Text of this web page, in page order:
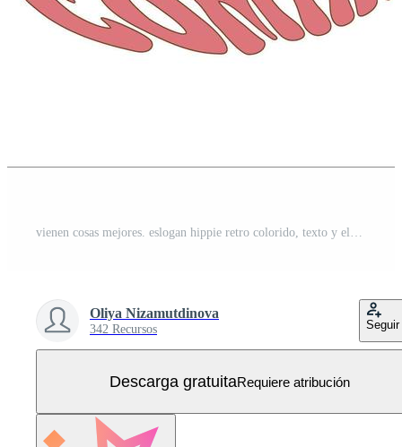
vienen cosas mejores. eslogan hippie retro colorido, texto y elementos maravillosos de los años 70 para camiseta gráfica. cita vintage motivacional e inspiradora, diseño de texto con letras para afiches, camisetas, tarjetas Vector Gratis
Oliya Nizamutdinova
342 Recursos Seguir
Descarga gratuitaRequiere atribución